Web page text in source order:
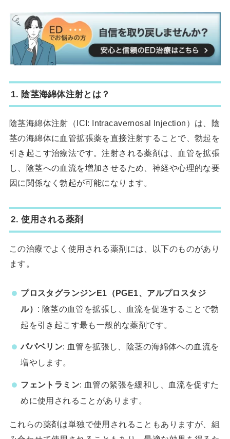
1. 陰茎海綿体注射とは？
陰茎海綿体注射（ICI: Intracavernosal Injection）は、陰
茎の海綿体に血管拡張薬を直接注射することで、勃起を
引き起こす治療法です。注射される薬剤は、血管を拡張
し、陰茎への血流を増加させるため、神経や心理的な要
因に関係なく勃起が可能になります。
2.使用される薬剤
この治療でよく使用される薬剤には、以下のものがあり
ます。
プロスタグランジンE1（PGE1、アルプロスタジ
ル） : 陰茎の血管を拡張し、血流を促進することで勃
起を引き起こす最も一般的な薬剤です。
パパベリン: 血管を拡張し、陰茎の海綿体への血流を
増やします。
フェントラミン: 血管の緊張を緩和し、血流を促すた
めに使用されることがあります。
これらの薬剤は単独で使用されることもありますが、組